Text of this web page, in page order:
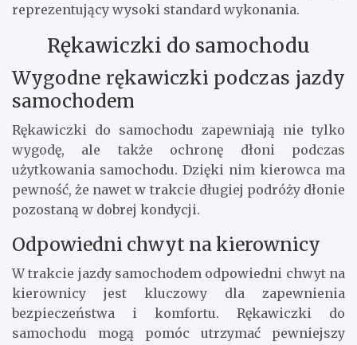
reprezentujący wysoki standard wykonania.
Rękawiczki do samochodu
Wygodne rękawiczki podczas jazdy
samochodem
Rękawiczki do samochodu zapewniają nie tylko
wygodę, ale także ochronę dłoni podczas
użytkowania samochodu. Dzięki nim kierowca ma
pewność, że nawet w trakcie długiej podróży dłonie
pozostaną w dobrej kondycji.
Odpowiedni chwyt na kierownicy
W trakcie jazdy samochodem odpowiedni chwyt na
kierownicy jest kluczowy dla zapewnienia
bezpieczeństwa i komfortu. Rękawiczki do
samochodu mogą pomóc utrzymać pewniejszy